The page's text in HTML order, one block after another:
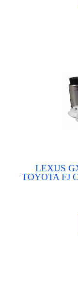
LEXUS
TOYOTA FJ